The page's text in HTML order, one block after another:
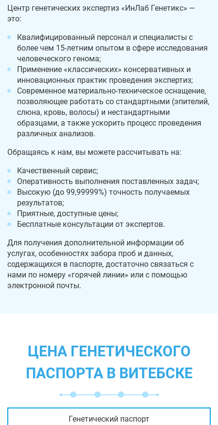
Центр генетических экспертиз «ИнЛаб Генетикс» —
это:
Квалифицированный персонал и специалисты с
более чем 15-летним опытом в сфере исследования
человеческого генома;
Применение «классических» консервативных и
инновационных практик проведения экспертиз;
Современное материально-техническое оснащение,
позволяющее работать со стандартными (эпителий,
слюна, кровь, волосы) и нестандартными
образцами, а также ускорить процесс проведения
различных анализов.
Обращаясь к нам, вы можете рассчитывать на:
Качественный сервис;
Оперативность выполнения поставленных задач;
Высокую (до 99,99999%) точность получаемых
результатов;
Приятные, доступные цены;
Бесплатные консультации от экспертов.
Для получения дополнительной информации об
услугах, особенностях забора проб и данных,
содержащихся в паспорте, достаточно связаться с
нами по номеру «горячей линии» или с помощью
электронной почты.
ЦЕНА ГЕНЕТИЧЕСКОГО
ПАСПОРТА В ВИТЕБСКЕ
Генетический паспорт